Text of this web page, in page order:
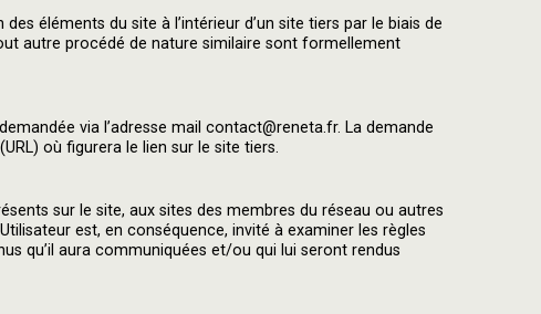
éléments du site à l’intérieur d’un site tiers par le biais de
autre procédé de nature similaire sont formellement
via l’adresse mail contact@reneta.fr. La demande
où figurera le lien sur le site tiers.
sur le site, aux sites des membres du réseau ou autres
est, en conséquence, invité à examiner les règles
qu’il aura communiquées et/ou qui lui seront rendus